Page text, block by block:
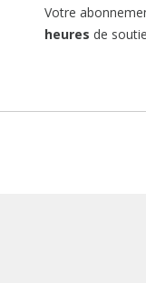
Votre
heures de